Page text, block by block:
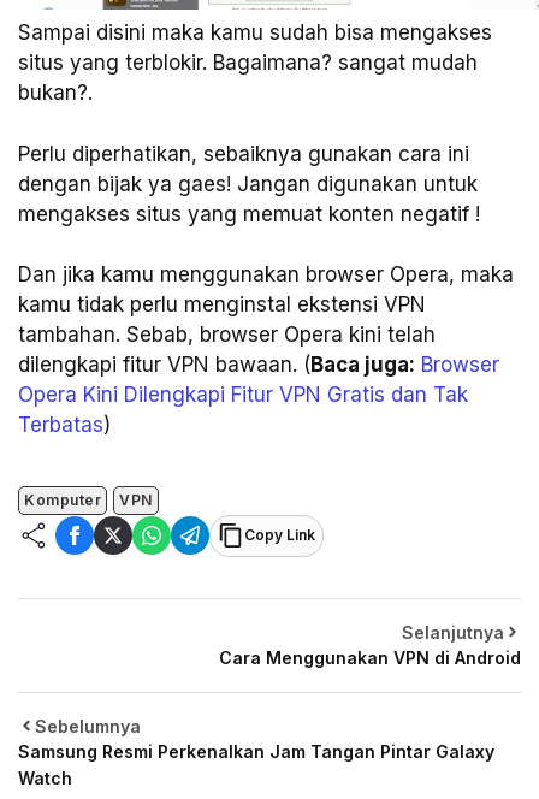
Sampai disini maka kamu sudah bisa mengakses
situs yang terblokir. Bagaimana? sangat mudah
bukan?.
Perlu diperhatikan, sebaiknya gunakan cara ini
dengan bijak ya gaes! Jangan digunakan untuk
mengakses situs yang memuat konten negatif !
Dan jika kamu menggunakan browser Opera, maka
kamu tidak perlu menginstal ekstensi VPN
tambahan. Sebab, browser Opera kini telah
dilengkapi fitur VPN bawaan. ( Baca juga: Browser
Opera Kini Dilengkapi Fitur VPN Gratis dan Tak
Terbatas)
Komputer
VPN
Copy Link
Sebelumnya
Samsung Resmi Perkenalkan Jam Tangan Pintar Galaxy
Watch
Selanjutnya
Cara Menggunakan VPN di Android